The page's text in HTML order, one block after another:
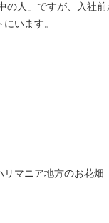
の人」ですが、入社
います。
リマニア地方のお花畑